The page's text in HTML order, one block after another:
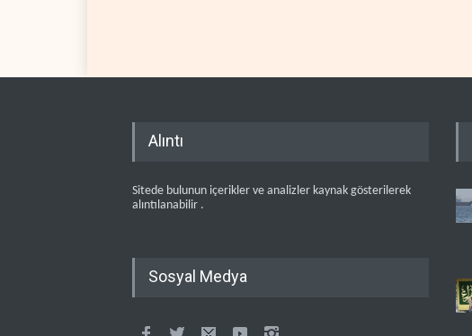
Alıntı
Sitede bulunun içerikler ve analizler kaynak gösterilerek
alıntılanabilir .
Sosyal Medya